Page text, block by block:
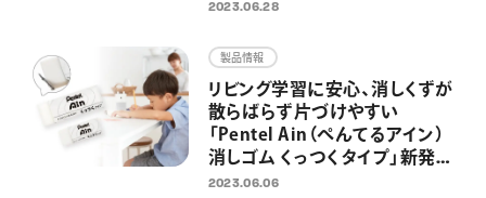
2023.06.28
製品情報
リビング学習に安心、消しくずが
散らばらず片づけやすい
「Pentel Ain（ぺんてるアイン）
消しゴム くっつくタイプ」新発
売 シャープペン替芯と消しゴ
2023.06.06